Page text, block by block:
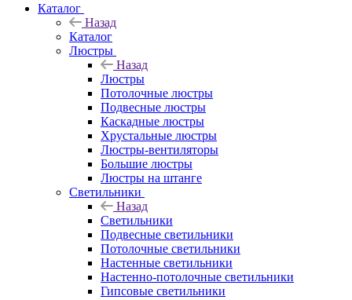
Каталог
Назад
Каталог
Люстры
Назад
Люстры
Потолочные люстры
Подвесные люстры
Каскадные люстры
Хрустальные люстры
Люстры-вентиляторы
Большие люстры
Люстры на штанге
Светильники
Назад
Светильники
Подвесные светильники
Потолочные светильники
Настенные светильники
Настенно-потолочные светильники
Гипсовые светильники